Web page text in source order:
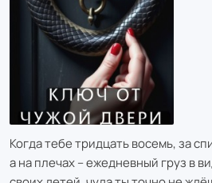
Когда тебе тридцать восемь, за
а на плечах – ежедневный груз в